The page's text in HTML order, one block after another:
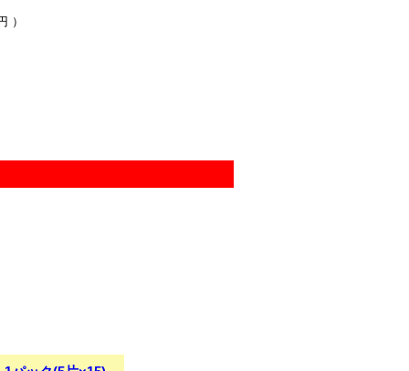
）